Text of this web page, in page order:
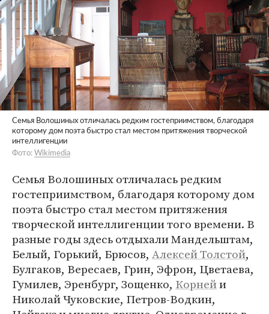
Семья Волошиных отличалась редким гостеприимством, благодаря
которому дом поэта быстро стал местом притяжения творческой
интеллигенции
Фото: Wikimedia
Семья Волошиных отличалась редким
гостеприимством, благодаря которому дом
поэта быстро стал местом притяжения
творческой интеллигенции того времени. В
разные годы здесь отдыхали Мандельштам,
Белый, Горький, Брюсов, Алексей Толстой,
Булгаков, Вересаев, Грин, Эфрон, Цветаева,
Гумилев, Эренбург, Зощенко, Корнейи
Николай Чуковские, Петров-Водкин,